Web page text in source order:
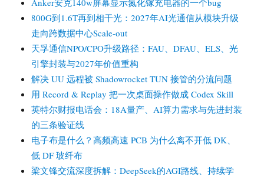
Anker安克140w屏幕显示氮化镓充电器的一个bug
800G到1.6T再到相干光：2027年AI光通信从模块升级
走向跨数据中心Scale-out
天孚通信NPO/CPO升级路径：FAU、DFAU、ELS、光
引擎封装与2027年价值重构
解决 UU 远程被 Shadowrocket TUN 接管的分流问题
用 Record & Replay 把一次桌面操作做成 Codex Skill
英特尔财报电话会：18A量产、AI算力需求与先进封装
的三条验证线
电子布是什么？高频高速 PCB 为什么离不开低 DK、
低 DF 玻纤布
梁文锋交流深度拆解：DeepSeek的AGI路线、持续学